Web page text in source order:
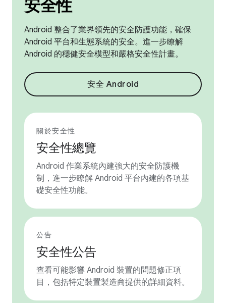
安全性
Android 整合了業界領先的安全防護功能，確保
Android 平台和生態系統的安全。進一步瞭解
Android 的穩健安全模型和嚴格安全性計畫。
安全 Android
關於安全性
安全性總覽
Android 作業系統內建強大的安全防護機
制，進一步瞭解 Android 平台內建的各項基
礎安全性功能。
公告
安全性公告
查看可能影響 Android 裝置的問題修正項
目，包括特定裝置製造商提供的詳細資料。